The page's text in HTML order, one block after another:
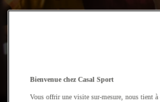
vous accompagnons dans
projet !
Bienvenue chez Casal Sport
Vous offrir une visite sur-mesure, nous tient